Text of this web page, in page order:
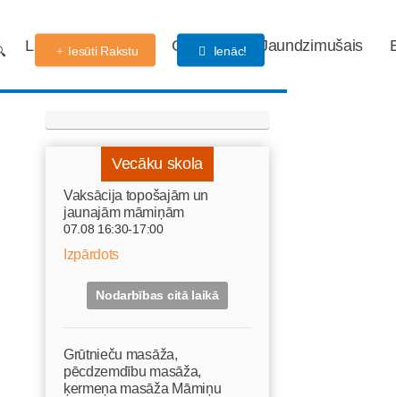
Labdarības fonds Gaidības Jaundzimušais
Iesūti Rakstu Ienāc!
Vecāku skola
Vaksācija topošajām un
jaunajām māmiņām
07.08 16:30-17:00
Izpārdots
Nodarbības citā laikā
Grūtnieču masāža,
pēcdzemdību masāža,
ķermeņa masāža Māmiņu